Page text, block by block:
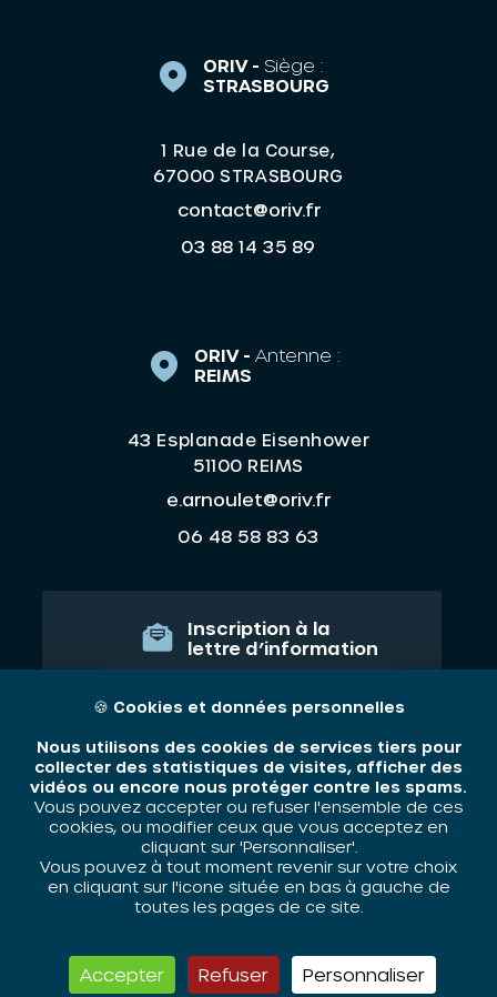
ORIV - Siège :
STRASBOURG
1 Rue de la Course,
67000 STRASBOURG
contact@oriv.fr
03 88 14 35 89
ORIV - Antenne :
REIMS
43 Esplanade Eisenhower
51100 REIMS
e.arnoulet@oriv.fr
06 48 58 83 63
Inscription à la
lettre d’information
JE M'ABONNE
Qui sommes nous ?
Nos thématiques
Contact
🍪 Cookies et données personnelles
Nous utilisons des cookies de services tiers pour
collecter des statistiques de visites, afficher des
vidéos ou encore nous protéger contre les spams.
Vous pouvez accepter ou refuser l'ensemble de ces
cookies, ou modifier ceux que vous acceptez en
cliquant sur 'Personnaliser'.
Vous pouvez à tout moment revenir sur votre choix
en cliquant sur l'icone située en bas à gauche de
toutes les pages de ce site.
Accepter Refuser Personnaliser